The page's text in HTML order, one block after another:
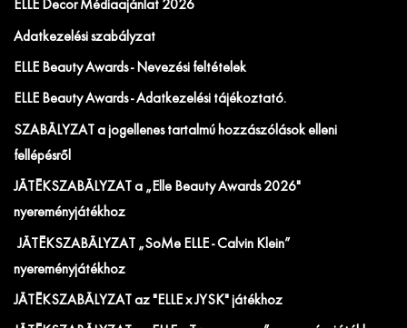
ELLE Decor Médiaajánlat 2026
Adatkezelési szabályzat
ELLE Beauty Awards - Nevezési feltételek
ELLE Beauty Awards - Adatkezelési tájékoztató.
SZABÁLYZAT a jogellenes tartalmú hozzászólások elleni
fellépésről
JÁTÉKSZABÁLYZAT a „Elle Beauty Awards 2026"
nyereményjátékhoz
JÁTÉKSZABÁLYZAT „SoMe ELLE - Calvin Klein”
nyereményjátékhoz
JÁTÉKSZABÁLYZAT az "ELLE x JYSK" játékhoz